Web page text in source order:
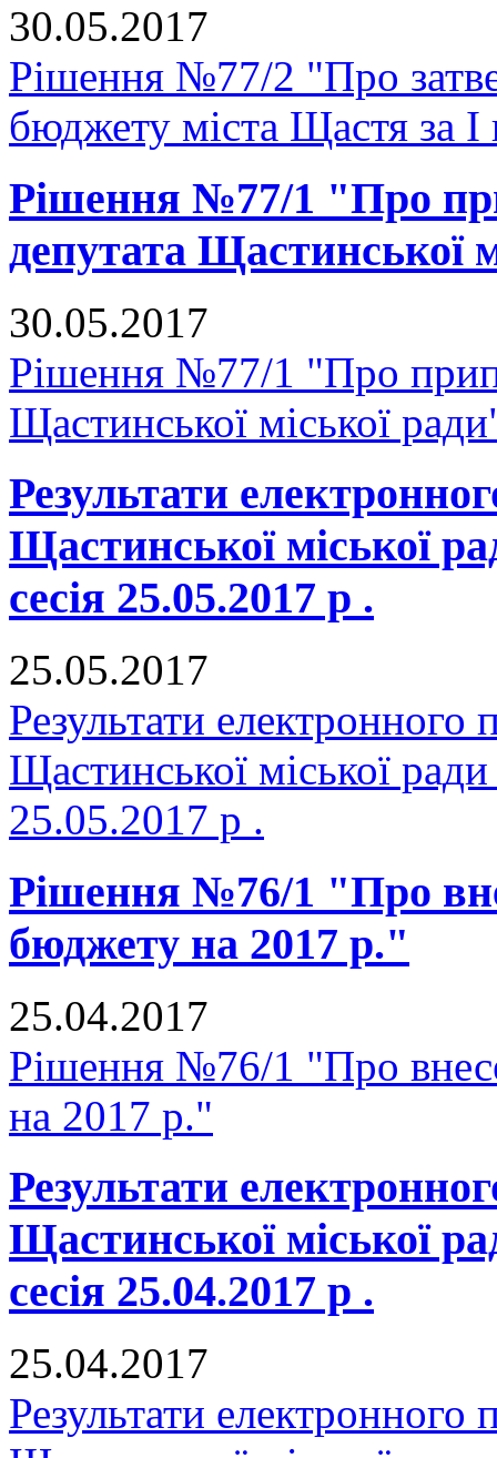
30.05.2017
Рішення №77/2 "Про
бюджету міста Щастя за I
Рішення №77/1 "Про
депутата Щастинської
30.05.2017
Рішення №77/1 "Про
Щастинської міської
Результати
Щастинської міської
сесія 25.05.2017 р .
25.05.2017
Результати електронного
Щастинської міської
25.05.2017 р .
Рішення №76/1 "Про
бюджету на 2017 р."
25.04.2017
Рішення №76/1 "Про
на 2017 р."
Результати
Щастинської міської
сесія 25.04.2017 р .
25.04.2017
Результати електронного